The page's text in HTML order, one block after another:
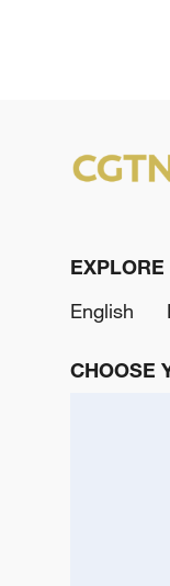
EXPLORE
English
CHOOSE